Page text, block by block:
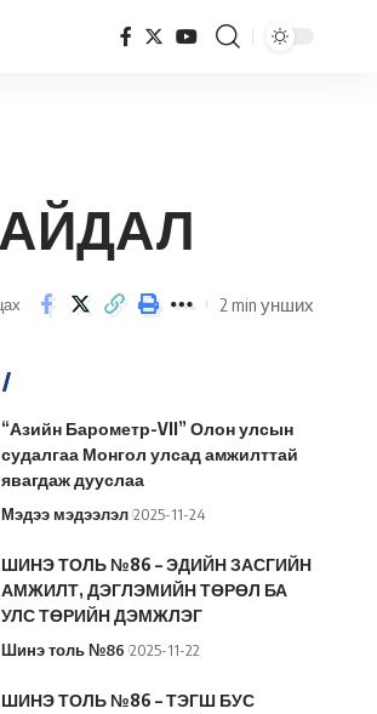
2 min унших
“Азийн Барометр-VII” Олон улсын
судалгаа Монгол улсад амжилттай
явагдаж дууслаа
Мэдээ мэдээлэл 2025-11-24
ШИНЭ ТОЛЬ №86 – ЭДИЙН ЗАСГИЙН
АМЖИЛТ, ДЭГЛЭМИЙН ТӨРӨЛ БА
УЛС ТӨРИЙН ДЭМЖЛЭГ
Шинэ толь №86 2025-11-22
ШИНЭ ТОЛЬ №86 – ТЭГШ БУС